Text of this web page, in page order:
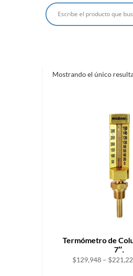
Mostrando el único
Termómetro de
7″.
$129,948 – $